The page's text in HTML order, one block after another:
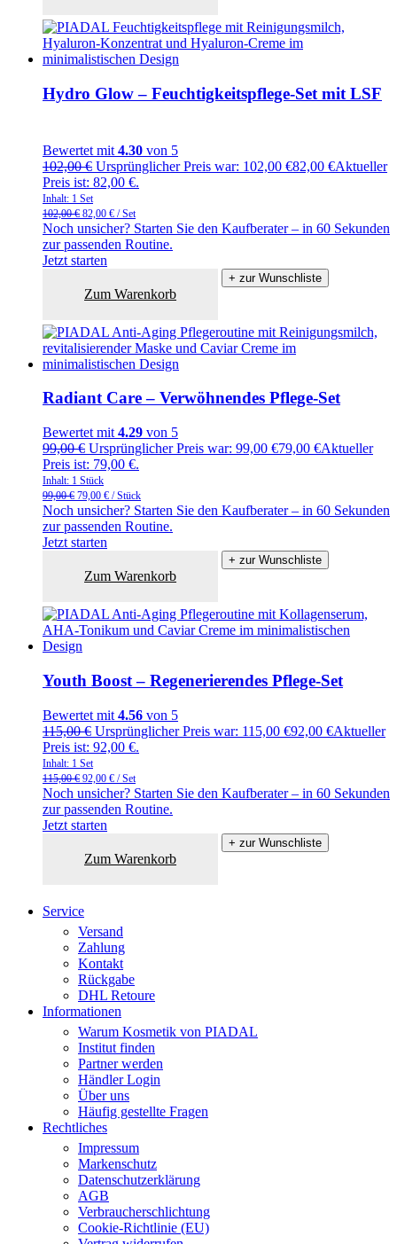
Hydro Glow – Feuchtigkeitspflege-Set mit LSF
Bewertet mit 4.30 von 5
102,00€ Ursprünglicher Preis war: 102,00 €82,00 €Aktueller
Preis ist: 82,00 €.
Inhalt: 1 Set
102,00€ 82,00 € /Set
Noch unsicher? Starten Sie den Kaufberater – in 60 Sekunden
zur passenden Routine.
Jetzt starten
Zum Warenkorb
+ zur Wunschliste
Radiant Care – Verwöhnendes Pflege-Set
Bewertet mit 4.29 von 5
99,00€ Ursprünglicher Preis war: 99,00 €79,00 €Aktueller
Preis ist: 79,00 €.
Inhalt: 1 Stück
99,00€ 79,00 € /Stück
Noch unsicher? Starten Sie den Kaufberater – in 60 Sekunden
zur passenden Routine.
Jetzt starten
Zum Warenkorb
+ zur Wunschliste
Youth Boost – Regenerierendes Pflege-Set
Bewertet mit 4.56 von 5
115,00€ Ursprünglicher Preis war: 115,00 €92,00 €Aktueller
Preis ist: 92,00 €.
Inhalt: 1 Set
115,00€ 92,00 € /Set
Noch unsicher? Starten Sie den Kaufberater – in 60 Sekunden
zur passenden Routine.
Jetzt starten
Zum Warenkorb
+ zur Wunschliste
Service
Versand
Zahlung
Kontakt
Rückgabe
DHL Retoure
Informationen
Warum Kosmetik von PIADAL
Institut finden
Partner werden
Händler Login
Über uns
Häufig gestellte Fragen
Rechtliches
Impressum
Markenschutz
Datenschutzerklärung
AGB
Verbraucherschlichtung
Cookie-Richtlinie (EU)